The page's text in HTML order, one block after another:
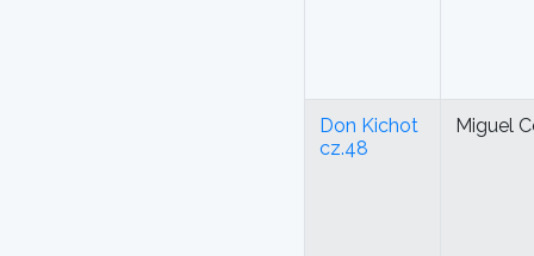
Don Kichot
cz.48
Miguel